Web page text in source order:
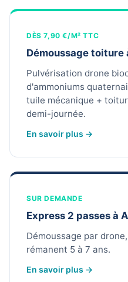
DÈS 7,90 €/M² TTC
Démoussage toiture
Pulvérisation drone
d'ammoniums
tuile mécanique +
demi-journée.
En savoir plus →
SUR DEMANDE
Express 2 passes à
Démoussage par
rémanent 5 à 7 ans.
En savoir plus →